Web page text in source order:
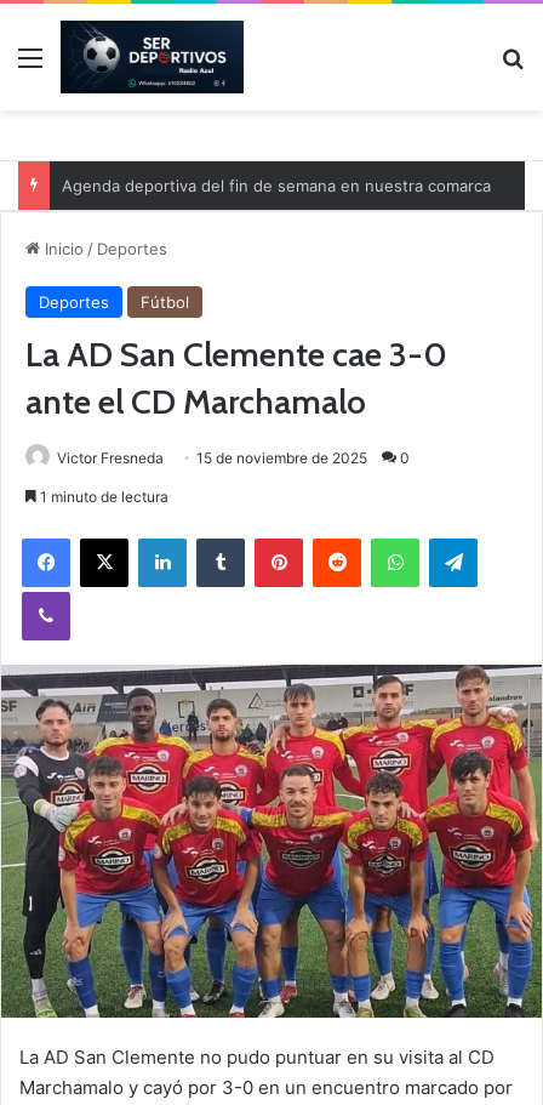
Menú
Agenda deportiva del fin de semana en nuestra comarca
Inicio / Deportes
Deportes Fútbol
La AD San Clemente cae 3-0
ante el CD Marchamalo
Victor Fresneda 15 de noviembre de 2025 0
1 minuto de lectura
La AD San Clemente no pudo puntuar en su visita al CD
Marchamalo y cayó por 3-0 en un encuentro marcado por